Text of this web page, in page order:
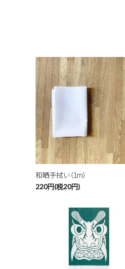
おにようず
和晒手拭い（1m）
220円(税20円)